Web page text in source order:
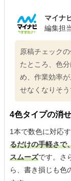
マイナ
編集担
原稿チェック
たところ、色
め、作業効率
せなくなりそう
4色タイプの消
1本で数色に対応
るだけの手軽さで
スムーズです。さ
ら、書き損じも色